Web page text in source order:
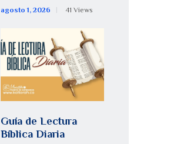
agosto 1, 2026 41 Views
Guía de Lectura
Bíblica Diaria